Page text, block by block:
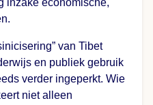
inzake economische,
van Tibet
en publiek gebruik
verder ingeperkt. Wie
niet alleen